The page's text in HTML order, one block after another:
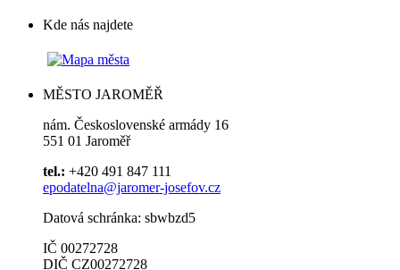
Kde nás najdete
MĚSTO JAROMĚŘ
nám. Československé armády 16
551 01 Jaroměř
tel.: +420 491 847 111
epodatelna@jaromer-josefov.cz
Datová schránka: sbwbzd5
IČ 00272728
DIČ CZ00272728